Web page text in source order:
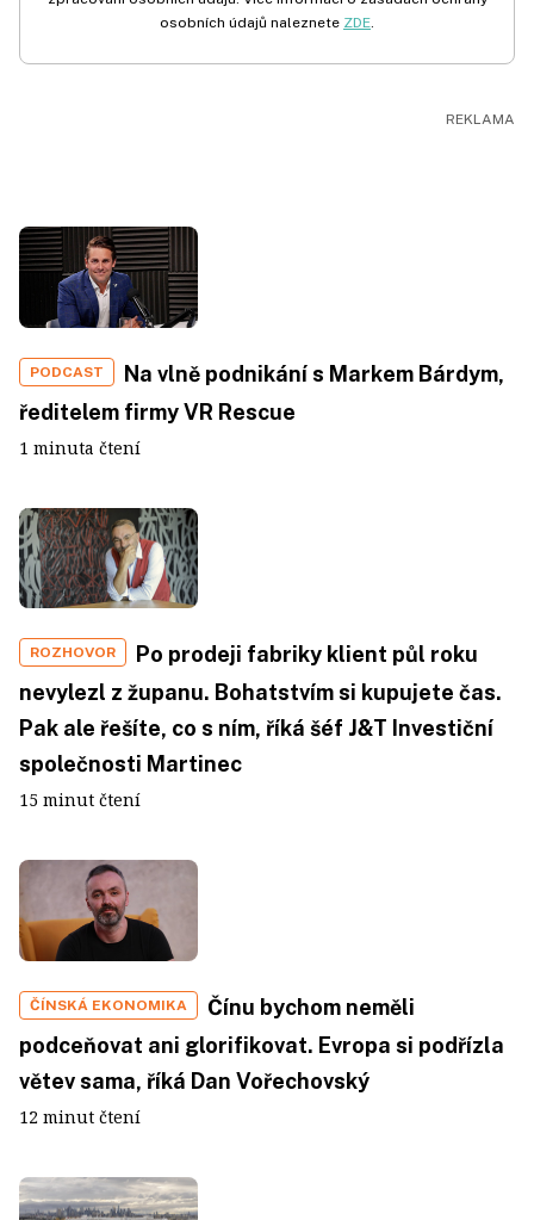
osobních údajů naleznete ZDE.
PODCAST
Na vlně podnikání s Markem Bárdym,
ředitelem firmy VR Rescue
1 minuta čtení
ROZHOVOR
Po prodeji fabriky klient půl roku
nevylezl z županu. Bohatstvím si kupujete čas.
Pak ale řešíte, co s ním, říká šéf J&T Investiční
společnosti Martinec
15 minut čtení
ČÍNSKÁ EKONOMIKA
Čínu bychom neměli
podceňovat ani glorifikovat. Evropa si podřízla
větev sama, říká Dan Vořechovský
12 minut čtení